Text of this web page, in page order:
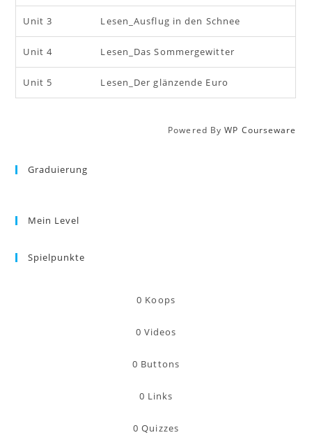
Unit 3 Lesen_Ausflug in den Schnee
Unit 4 Lesen_Das Sommergewitter
Unit 5 Lesen_Der glänzende Euro
Powered ByWP Courseware
Graduierung
Mein Level
Spielpunkte
0 Koops
0 Videos
0 Buttons
0 Links
0 Quizzes